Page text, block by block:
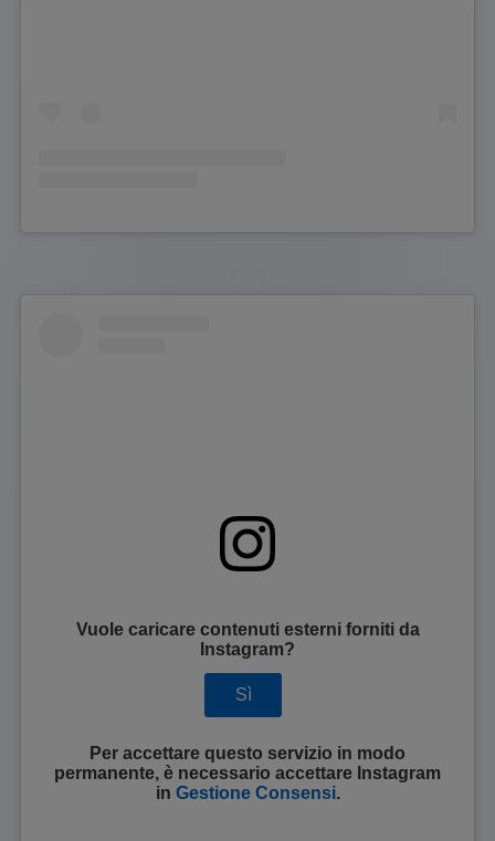
Vuole caricare contenuti esterni forniti da
Instagram?
Sì
Per accettare questo servizio in modo
permanente, è necessario accettare Instagram
in Gestione Consensi.